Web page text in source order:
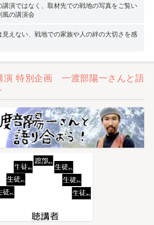
演ではなく、取材先での戦地の写真をご覧い
風の講演会
見えない、戦地での家族や人の絆の大切さを感
演 特別企画 一渡部陽一さんと語